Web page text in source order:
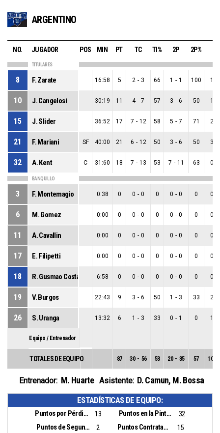
ARGENTINO
NO. JUGADOR POS MIN PT TC TI% 2P 2P%
TITULARES
8 F. Zarate 16:58 5 2 - 3 66 1 - 1 100 1
10 J. Cangelosi 30:19 11 4 - 7 57 3 - 6 50 1
15 J. Slider 36:52 17 7 - 12 58 5 - 7 71 2
21 F. Mariani SF 40:00 21 6 - 12 50 3 - 6 50 3
32 A. Kent C 31:60 18 7 - 13 53 7 - 11 63 0
BANQUILLO
3 F. Montemagio 0:38 0 0 - 0 0 0 - 0 0 0
6 M. Gomez 0:00 0 0 - 0 0 0 - 0 0 0
11 A. Cavallin 0:00 0 0 - 0 0 0 - 0 0 0
17 E. Filipetti 0:00 0 0 - 0 0 0 - 0 0 0
18 R. Gusmao Costa 6:58 0 0 - 0 0 0 - 0 0 0
19 V. Burgos 22:43 9 3 - 6 50 1 - 3 33 2
26 S. Uranga 13:32 6 1 - 3 33 0 - 1 0 1
Equipo / Entrenador
TOTALES DE EQUIPO 87 30 - 56 53 20 - 35 57 10
Entrenador: M. Huarte Asistente: D. Camun, M. Bossa
ESTADÍSTICAS DE EQUIPO:
Puntos por Pérdidas: 13 Puntos en la Pintura:
32
Puntos de Segunda Oportunidad:
2 Puntos Contrataque:
15